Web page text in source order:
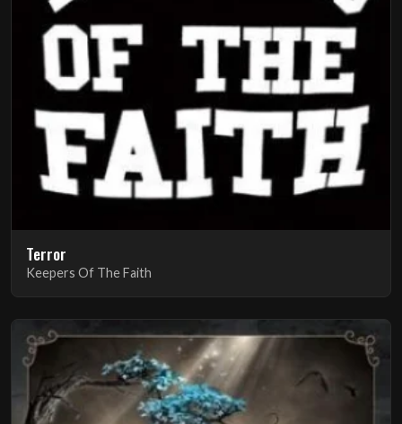
Terror
Keepers Of The Faith